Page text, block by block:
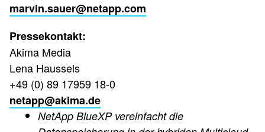
marvin.sauer@netapp.com
Pressekontakt:
Akima Media
Lena Haussels
+49 (0) 89 17959 18-0
netapp@akima.de
NetApp BlueXP vereinfacht die